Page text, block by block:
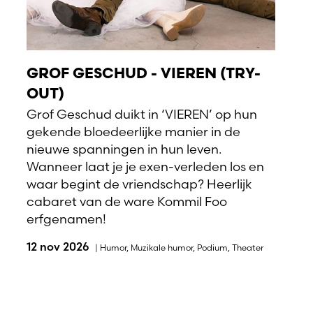
GROF GESCHUD - VIEREN (TRY-
OUT)
Grof Geschud duikt in ‘VIEREN’ op hun
gekende bloedeerlijke manier in de
nieuwe spanningen in hun leven.
Wanneer laat je je exen-verleden los en
waar begint de vriendschap? Heerlijk
cabaret van de ware Kommil Foo
erfgenamen!
12 nov 2026 | Humor, Muzikale humor, Podium, Theater